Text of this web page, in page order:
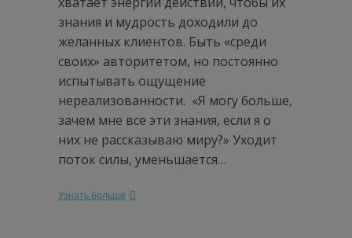
знания и мудрость доходили до
желанных клиентов. Быть «среди
своих» авторитетом, но постоянно
испытывать ощущение
нереализованности. «Я могу больше,
зачем мне все эти знания, если я о
них не рассказываю миру?» Уходит
поток силы, уменьшается…
Узнать больше